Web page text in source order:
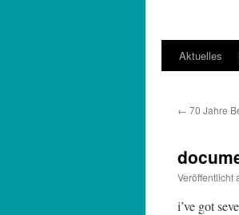
Aktuelles
← 70 Jahre
Veröffentlicht
i’ve got